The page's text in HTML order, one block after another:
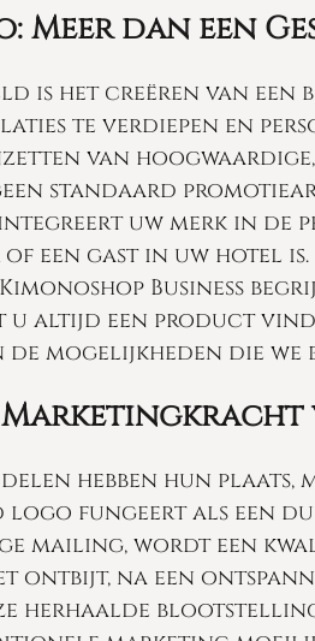
Meer dan een
is het creëren van
te verdiepen en
van
standaard
uw merk in de
of een gast in uw hotel
Business
altijd een product
mogelijkheden die
Marketingkracht
hebben hun plaats,
logo fungeert als een
mailing, wordt een
ontbijt, na een
herhaalde